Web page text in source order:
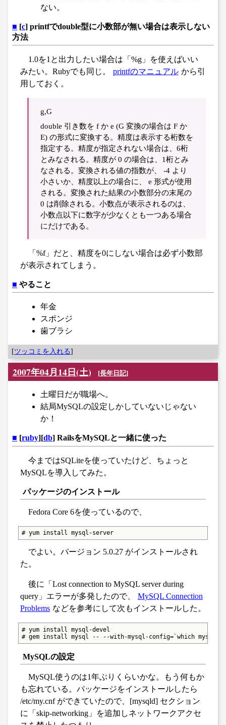
ない。
■ [c] printfでdouble型に小数部が無い場合は表示しない
方法
1.0を1と出力したい場合は「%g」を使えばいい
みたい。Rubyでも同じ。
printfのマニュアル から引
用しておく。
g,G
double 引き数を f か e (G 変換の場合は F か
E) の形式に変換する。精度は表示する桁数を
指定する。精度が指定されない場合は、6桁
とみなされる。精度が 0 の場合は、1桁とみ
なされる。変換される値の指数が、 -4 より
小さいか、精度以上の場合に、 e 形式が使用
される。変換された結果の小数部分の末尾の
0 は削除される。小数点が表示されるのは、
小数点以下に数字が少なくとも一つある場合
にだけである。
「%f」だと、精度を0にしない場合は必ず小数部
が表示されてしまう。
■ やること
年金
スポンジ
歯ブラシ
[ツッコミを入れる]
2007年04月14日(土) [長年日記]
土曜日だが職場へ。
結局MySQLの設定しかしていないじゃない
か！
■ [ruby][db] RailsをMySQLと一緒に使った
今まではSQLiteを使っていたけど、ちょっと
MySQLを導入してみた。
パッケージのインストール
Fedora Core 6を使っているので、
# yum install mysql-server
でよい。バージョン 5.0.27 がインストールされ
た。
後に「Lost connection to MySQL server during
query」エラーが多発したので、
MySQL Connection
Problems などを参考にして次もインストールした。
# yum install mysql-devel
# gem install mysql -- --with-mysql-config=`which
MySQLの設定
MySQL使うのは1年ぶりくらいかな。もう何もか
も忘れている。パッケージをインストールしたら
/etc/my.cnf ができていたので、[mysqld] セクション
に「skip-networking」を追加しネットワークアクセ